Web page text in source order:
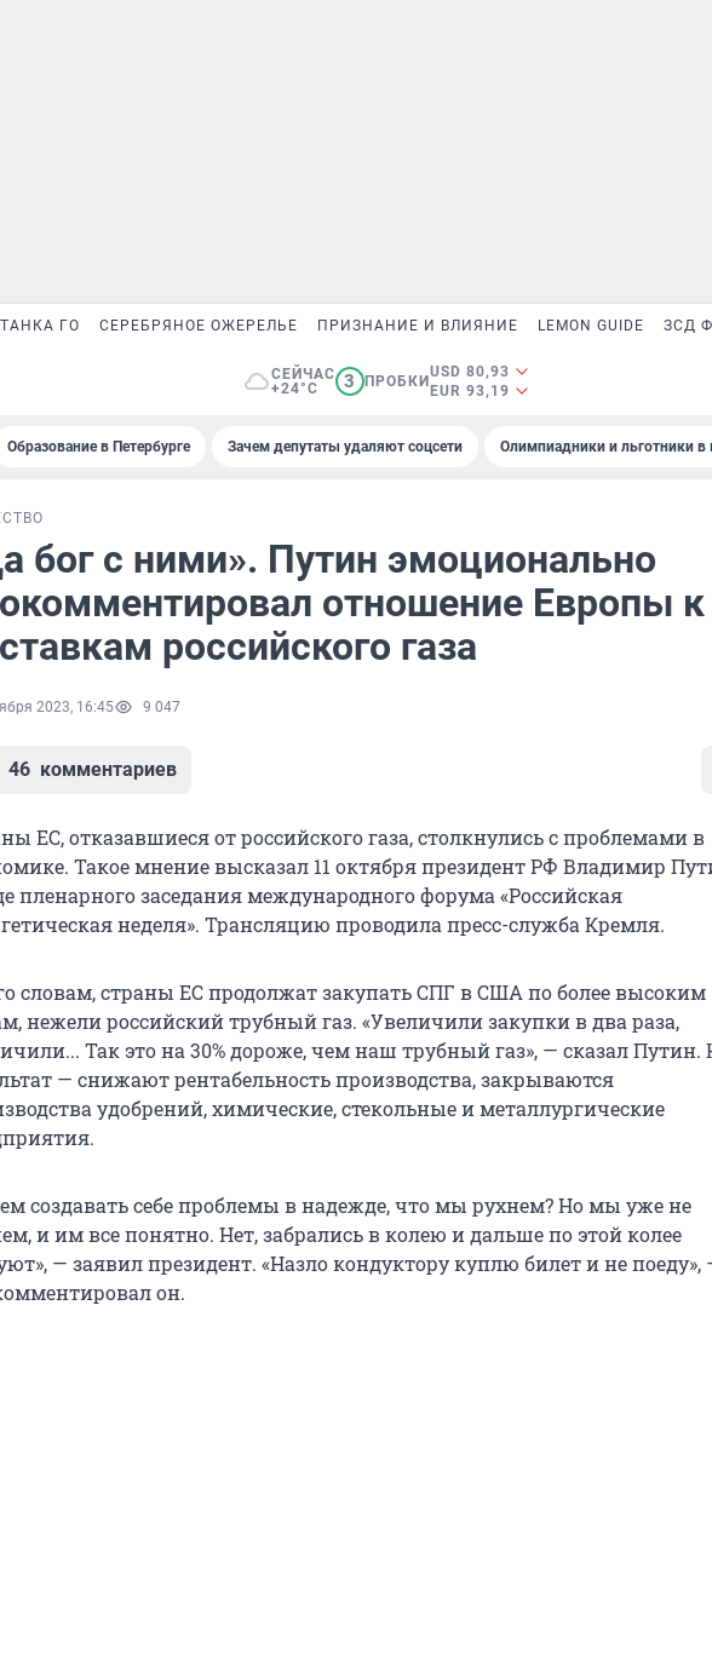
ГО СЕРЕБРЯНОЕ ОЖЕРЕЛЬЕ ПРИЗНАНИЕ И ВЛИЯНИЕ LEMON GUIDE ЗСД
СЕЙЧАС
+24°C
3 ПРОБКИ
USD 80,93
EUR 93,19
Образование в Петербурге Зачем депутаты удаляют соцсети Олимпиадники и льготники в
бог с ними». Путин эмоционально
отношение Европы к
российского газа
2023, 16:45 9 047
46 комментариев
ЕС, отказавшиеся от российского газа, столкнулись с проблемами в
Такое мнение высказал 11 октября президент РФ Владимир
пленарного заседания международного форума «Российская
неделя». Трансляцию проводила пресс-служба Кремля.
словам, страны ЕС продолжат закупать СПГ в США по более высоким
нежели российский трубный газ. «Увеличили закупки в два раза,
Так это на 30% дороже, чем наш трубный газ», — сказал Путин.
— снижают рентабельность производства, закрываются
удобрений, химические, стекольные и металлургические
создавать себе проблемы в надежде, что мы рухнем? Но мы уже не
и им все понятно. Нет, забрались в колею и дальше по этой колее
— заявил президент. «Назло кондуктору куплю билет и не поеду»,
он.